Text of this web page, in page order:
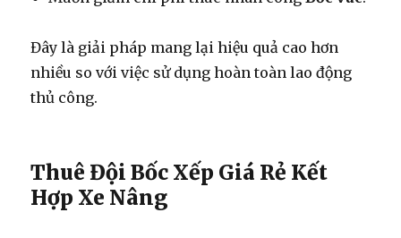
Đây là giải pháp mang lại hiệu quả cao hơn
nhiều so với việc sử dụng hoàn toàn lao động
thủ công.
Thuê Đội Bốc Xếp Giá Rẻ Kết
Hợp Xe Nâng